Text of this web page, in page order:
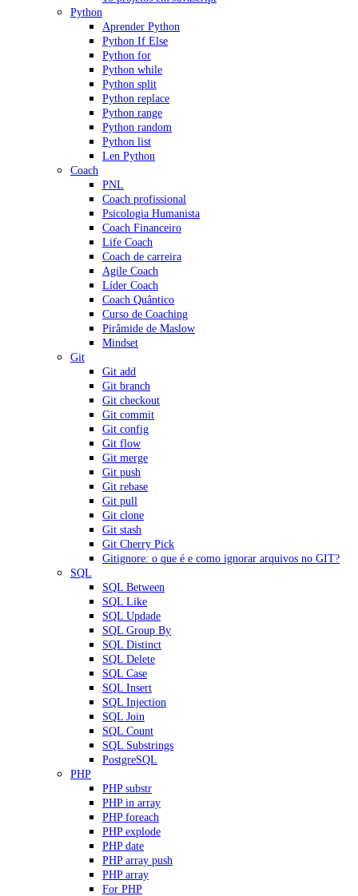
Python
Aprender Python
Python If Else
Python for
Python while
Python split
Python replace
Python range
Python random
Python list
Len Python
Coach
PNL
Coach profissional
Psicologia Humanista
Coach Financeiro
Life Coach
Coach de carreira
Agile Coach
Líder Coach
Coach Quântico
Curso de Coaching
Pirâmide de Maslow
Mindset
Git
Git add
Git branch
Git checkout
Git commit
Git config
Git flow
Git merge
Git push
Git rebase
Git pull
Git clone
Git stash
Git Cherry Pick
Gitignore: o que é e como ignorar arquivos no GIT?
SQL
SQL Between
SQL Like
SQL Updade
SQL Group By
SQL Distinct
SQL Delete
SQL Case
SQL Insert
SQL Injection
SQL Join
SQL Count
SQL Substrings
PostgreSQL
PHP
PHP substr
PHP in array
PHP foreach
PHP explode
PHP date
PHP array push
PHP array
For PHP